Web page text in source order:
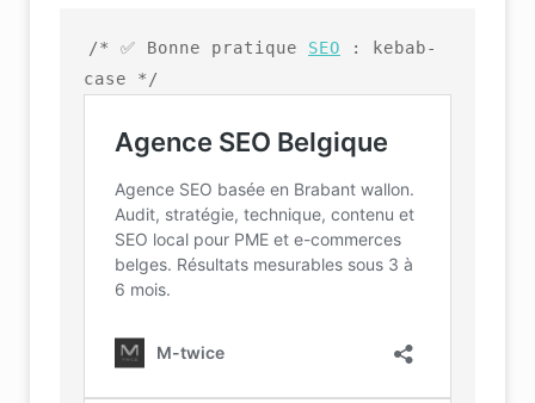
/* ✅ Bonne pratique SEO : kebab-